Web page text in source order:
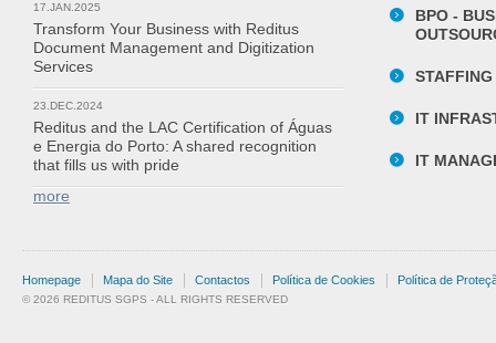
17.JAN.2025
Transform Your Business with Reditus
Document Management and Digitization
Services
23.DEC.2024
Reditus and the LAC Certification of Águas
e Energia do Porto: A shared recognition
that fills us with pride
more
BPO -
STAFFING
IT
IT
Homepage Mapa do Site Contactos Política de Cookies Política de
© 2026 REDITUS SGPS - ALL RIGHTS RESERVED